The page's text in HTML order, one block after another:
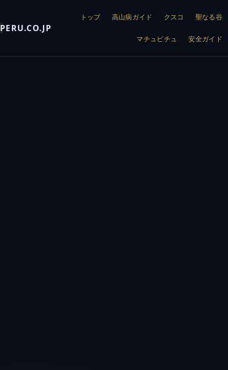
PERU.CO.JP
トップ 高山病ガイド クスコ 聖なる谷
マチュピチュ 安全ガイド